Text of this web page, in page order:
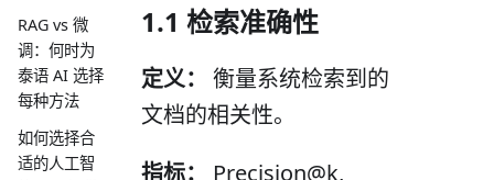
RAG vs 微
调：何时为
泰语 AI 选择
每种方法
如何选择合
适的人工智
1.1 检索准确性
定义：
衡量系统检索到的
文档的相关性。
指标：
Precision@k,